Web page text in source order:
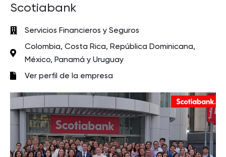
Scotiabank
Servicios Financieros y Seguros
Colombia, Costa Rica, República Dominicana,
México, Panamá y Uruguay
Ver perfil de la empresa